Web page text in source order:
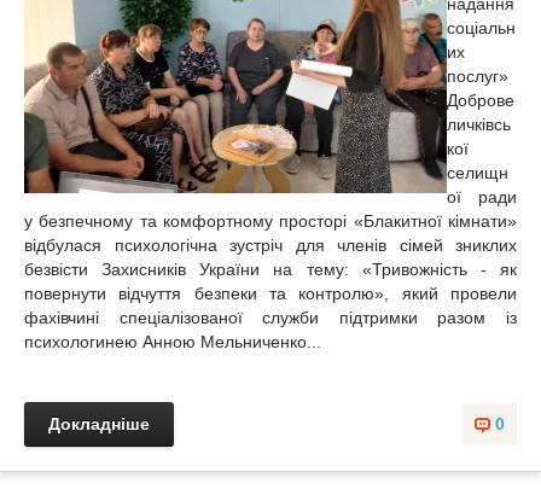
соціальн
их
послуг»
Доброве
личківсь
кої
селищн
ої ради
у безпечному та комфортному просторі «Блакитної кімнати»
відбулася психологічна зустріч для членів сімей зниклих
безвісти Захисників України на тему: «Тривожність - як
повернути відчуття безпеки та контролю», який провели
фахівчині спеціалізованої служби підтримки разом із
психологинею Анною Мельниченко...
0
Докладніше